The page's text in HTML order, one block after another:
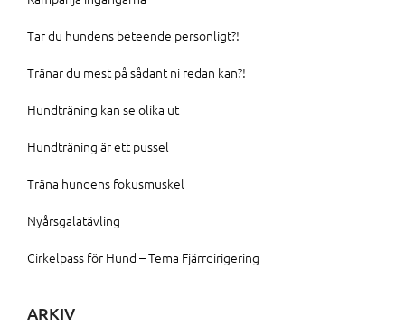
Tar du hundens beteende personligt?!
Tränar du mest på sådant ni redan kan?!
Hundträning kan se olika ut
Hundträning är ett pussel
Träna hundens fokusmuskel
Nyårsgalatävling
Cirkelpass för Hund – Tema Fjärrdirigering
ARKIV